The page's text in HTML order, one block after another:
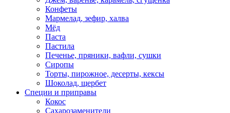
Конфеты
Мармелад, зефир, халва
Мёд
Паста
Пастила
Печенье, пряники, вафли, сушки
Сиропы
Торты, пирожное, десерты, кексы
Шоколад, щербет
Специи и приправы
Кокос
Сахарозаменители